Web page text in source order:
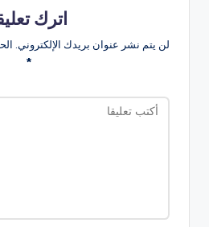
اترك
لن يتم نشر عنوان بريدك الإلكتروني.
*